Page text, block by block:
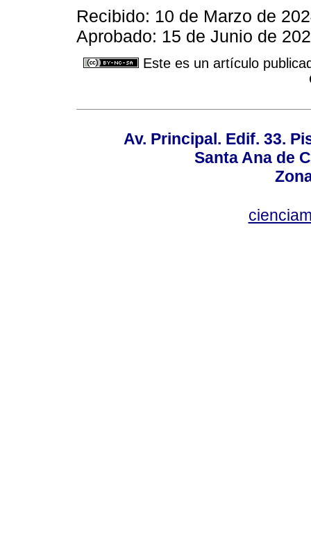
Recibido: 10 de Marzo de
Aprobado: 15 de Junio de
Este es un artículo
Av. Principal. Edif. 33.
Santa Ana de